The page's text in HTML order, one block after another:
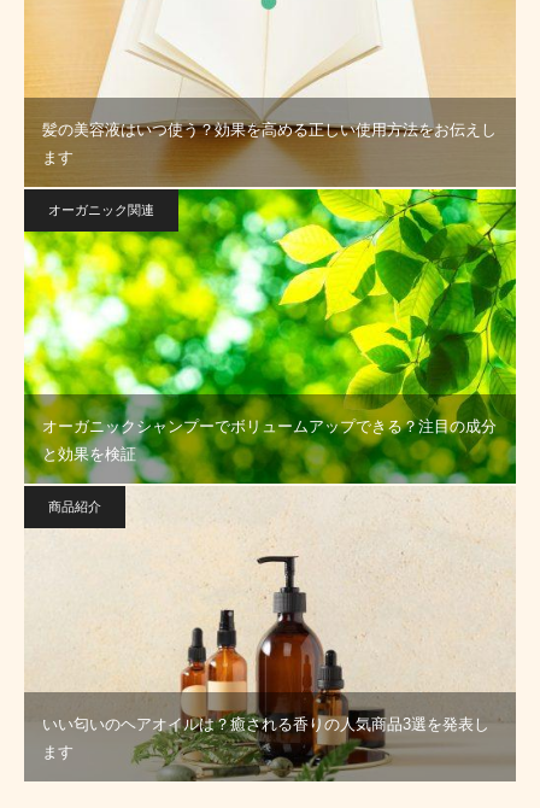
髪の美容液はいつ使う？効果を高める正しい使用方法をお伝えし
ます
オーガニック関連
オーガニックシャンプーでボリュームアップできる？注目の成分
と効果を検証
商品紹介
いい匂いのヘアオイルは？癒される香りの人気商品3選を発表し
ます